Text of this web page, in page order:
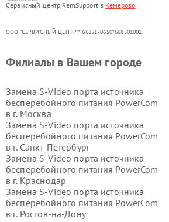
Сервисный центр RemSupport в Кемерово
ООО "СЕРВИСНЫЙ ЦЕНТР"* 6685170650*668501001
Филиалы в Вашем городе
Замена S-Video порта источника
бесперебойного питания PowerCom
в г. Москва
Замена S-Video порта источника
бесперебойного питания PowerCom
в г. Санкт-Петербург
Замена S-Video порта источника
бесперебойного питания PowerCom
в г. Краснодар
Замена S-Video порта источника
бесперебойного питания PowerCom
в г. Ростов-на-Дону